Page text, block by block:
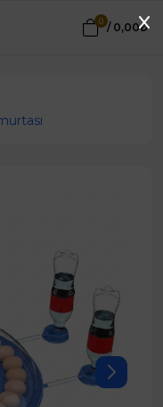
0 / 0,00₺